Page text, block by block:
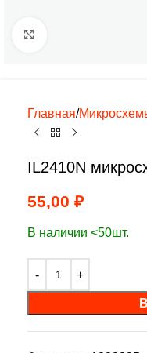
Главная
IL2410N
55,00 ₽
В наличии <50шт.